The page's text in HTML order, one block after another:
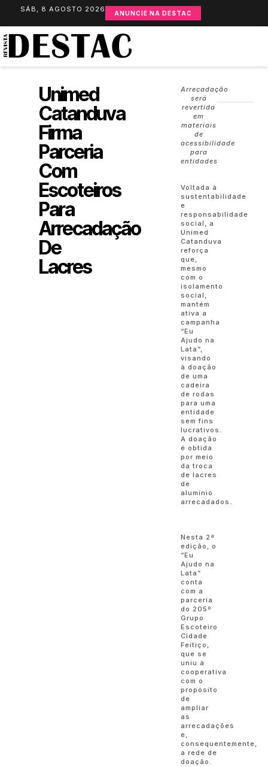
SÁB, 8 AGOSTO 2026 ANUNCIE NA DESTAC
Unimed
Catanduva
Firma
Parceria
Com
Escoteiros
Para
Arrecadação
De
Lacres
Arrecadação
será
revertida
em
materiais
de
acessibilidade
para
entidades
Voltada à
sustentabilidade
e
responsabilidade
social, a
Unimed
Catanduva
reforça
que,
mesmo
com o
isolamento
social,
mantém
ativa a
campanha
“Eu
Ajudo na
Lata”,
visando
à doação
de uma
cadeira
de rodas
para uma
entidade
sem fins
lucrativos.
A doação
é obtida
por meio
da troca
de lacres
de
alumínio
arrecadados .
Nesta 2ª
edição, o
“Eu
Ajudo na
Lata”
conta
com a
parceria
do 205º
Grupo
Escoteiro
Cidade
Feitiço,
que se
uniu à
cooperativa
com o
propósito
de
ampliar
as
arrecadações
e,
consequentemente,
a rede de
doação.